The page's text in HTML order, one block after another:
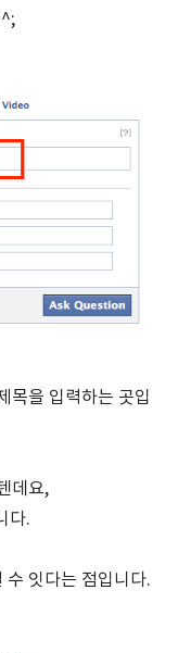
목을 입력하는 곳입
데요,
다.
수 잇다는 점입니다.